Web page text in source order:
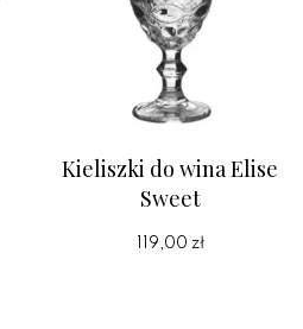
Kieliszki do wina Elise
Sweet
119,00 zł